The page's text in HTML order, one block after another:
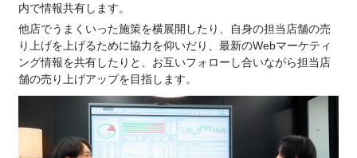
内で情報共有します。
他店でうまくいった施策を横展開したり、自身の担当店舗の売
り上げを上げるために協力を仰いだり、最新のWebマーケティ
ング情報を共有したりと、お互いフォローし合いながら担当店
舗の売り上げアップを目指します。